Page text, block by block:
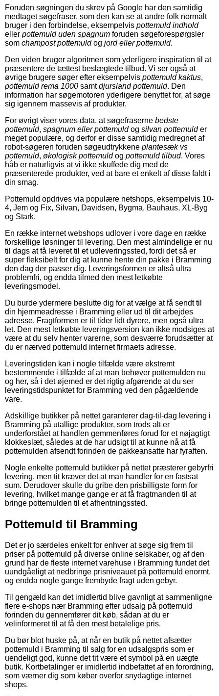
Foruden søgningen du skrev på Google har den samtidig
medtaget søgefraser, som den kan se at andre folk normalt
bruger i den forbindelse, eksempelvis pottemuld indhold
eller pottemuld uden spagnum foruden søgeforespørgsler
som champost pottemuldog jord eller pottemuld.
Den viden bruger algoritmen som yderligere inspiration til at
præsentere de tættest beslægtede tilbud. Vi ser også at
øvrige brugere søger efter eksempelvis pottemuld kaktus,
pottemuld rema 1000 samtdjursland pottemuld. Den
information har søgemotoren yderligere benyttet for, at søge
sig igennem massevis af produkter.
For øvrigt viser vores data, at søgefraserne bedste
pottemuld, spagnum eller pottemuldog silvan pottemulder
meget populære, og derfor er disse samtidig medregnet af
robot-søgeren foruden søgeudtrykkene plantesæk vs
pottemuld, økologisk pottemuldog pottemuld tilbud. Vores
håb er naturligvis at vi ikke skuffede dig med de
præsenterede produkter, ved at bare et enkelt af disse faldt i
din smag.
Pottemuld opdrives via populære netshops, eksempelvis 10-
4, Jem og Fix, Silvan, Davidsen, Bygma, Bauhaus, XL-Byg
og Stark.
En række internet webshops udlover i vore dage en række
forskellige løsninger til levering. Den mest almindelige er nu
til dags at få leveret til et udleveringssted, fordi det så er
super fleksibelt for dig at kunne hente din pakke i Bramming
den dag der passer dig. Leveringsformen er altså ultra
problemfri, og endda tilmed den mest letkøbte
leveringsmodel.
Du burde ydermere beslutte dig for at vælge at få sendt til
din hjemmeadresse i Bramming eller ud til dit arbejdes
adresse. Fragtformen er til tider lidt dyrere, men også ultra
let. Den mest letkøbte leveringsversion kan ikke modsiges at
være at du selv henter varerne, som desværre forudsætter at
du er nærved pottemuld internet firmaets adresse.
Leveringstiden kan i nogle tilfælde være ekstremt
bestemmende i tilfælde af at man behøver pottemulden nu
og her, så i det øjemed er det rigtig afgørende at du ser
leveringstidspunktet for Bramming ved den pågældende
vare.
Adskillige butikker på nettet garanterer dag-til-dag levering i
Bramming på utallige produkter, som trods alt er
underforstået at handlen gemmenføres forud for et nøjagtigt
klokkeslæt, således at de har udsigt til at kunne nå at få
pottemulden afsendt forinden de pakkeansatte har fyraften.
Nogle enkelte pottemuld butikker på nettet præsterer gebyrfri
levering, men tit kræver det at man handler for en fastsat
sum. Derudover skulle du gribe den prisbilligste form for
levering, hvilket mange gange er at få fragtmanden til at
bringe pottemulden til et afhentningssted.
Pottemuld til Bramming
Det er jo særdeles enkelt for enhver at søge sig frem til
priser på pottemuld på diverse online selskaber, og af den
grund har de fleste internet varehuse i Bramming fundet det
uundgåeligt at nedbringe prisniveauet på pottemuld enormt,
og endda nogle gange frembyde fragt uden gebyr.
Til gengæld kan det imidlertid blive gavnligt at sammenligne
flere e-shops nær Bramming efter udsalg på pottemuld
forinden du gennemfører dit køb, sådan at du er
velinformeret til at få den mest betalelige pris.
Du bør blot huske på, at når en butik på nettet afsætter
pottemuld i Bramming til salg for en udsalgspris som er
uendeligt god, kunne det tit være et symbol på en uægte
butik. Kortbetalinger er imidlertid indbefattet af en forordning,
som værner dig som køber overfor snydagtige internet
shops.